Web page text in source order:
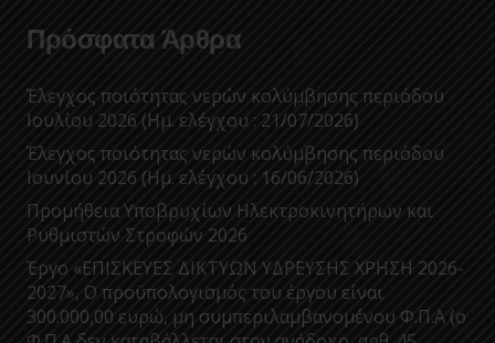
Πρόσφατα Άρθρα
Έλεγχος ποιότητας νερών κολύμβησης περιόδου
Ιουλίου 2026 (Ημ. ελέγχου : 21/07/2026)
Έλεγχος ποιότητας νερών κολύμβησης περιόδου
Ιουνίου 2026 (Ημ. ελέγχου : 16/06/2026)
Προμήθεια Υποβρυχίων Ηλεκτροκινητήρων και
Ρυθμιστών Στροφών 2026
Έργο «ΕΠΙΣΚΕΥΕΣ ΔΙΚΤΥΩΝ ΥΔΡΕΥΣΗΣ ΧΡΗΣΗ 2026-
2027», Ο προϋπολογισμός του έργου είναι
300.000,00 ευρώ, μη συμπεριλαμβανομένου Φ.Π.Α (ο